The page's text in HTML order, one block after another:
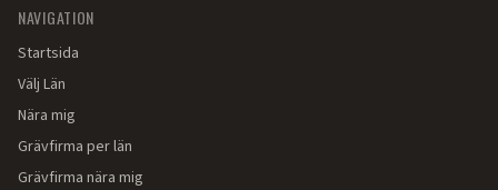
NAVIGATION
Startsida
Välj Län
Nära mig
Grävfirma per län
Grävfirma nära mig